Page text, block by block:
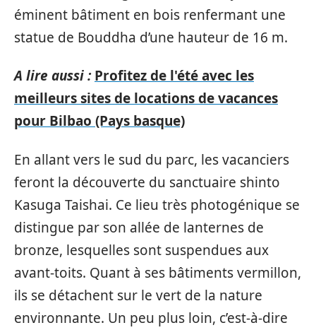
éminent bâtiment en bois renfermant une
statue de Bouddha d’une hauteur de 16 m.
A lire aussi : Profitez de l'été avec les
meilleurs sites de locations de vacances
pour Bilbao (Pays basque)
En allant vers le sud du parc, les vacanciers
feront la découverte du sanctuaire shinto
Kasuga Taishai. Ce lieu très photogénique se
distingue par son allée de lanternes de
bronze, lesquelles sont suspendues aux
avant-toits. Quant à ses bâtiments vermillon,
ils se détachent sur le vert de la nature
environnante. Un peu plus loin, c’est-à-dire